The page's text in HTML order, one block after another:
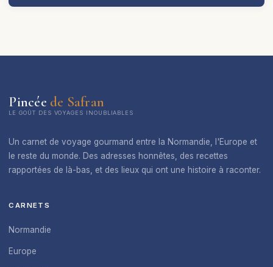
Pincée de Safran
LE GOÛT DES VOYAGES INOUBLIABLES
Un carnet de voyage gourmand entre la Normandie, l'Europe et
le reste du monde. Des adresses honnêtes, des recettes
rapportées de là-bas, et des lieux qui ont une histoire à raconter.
CARNETS
Normandie
Europe